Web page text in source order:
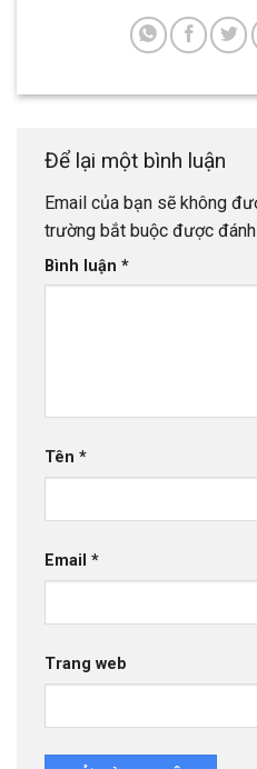
Để lại một bình luận
Email của bạn sẽ không
trường bắt buộc được
Bình luận *
Tên *
Email *
Trang web